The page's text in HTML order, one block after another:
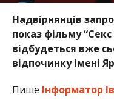
Надвірнянців
показ фільму “Секс
відбудеться вже
відпочинку імені
Пише Інформатор